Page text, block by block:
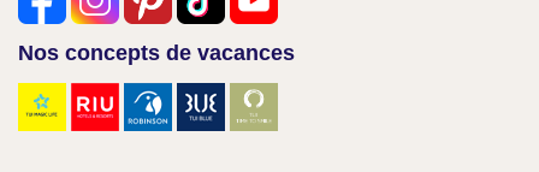
Nos concepts de vacances